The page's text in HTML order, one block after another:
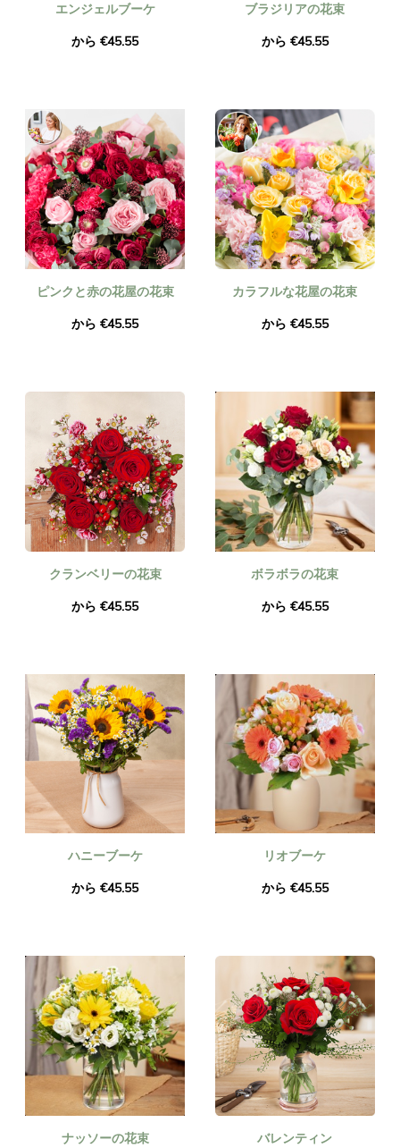
エンジェルブーケ
から €45.55
ブラジリアの花束
から €45.55
ピンクと赤の花屋の花束
から €45.55
カラフルな花屋の花束
から €45.55
クランベリーの花束
から €45.55
ボラボラの花束
から €45.55
ハニーブーケ
から €45.55
リオブーケ
から €45.55
ナッソーの花束
バレンティン